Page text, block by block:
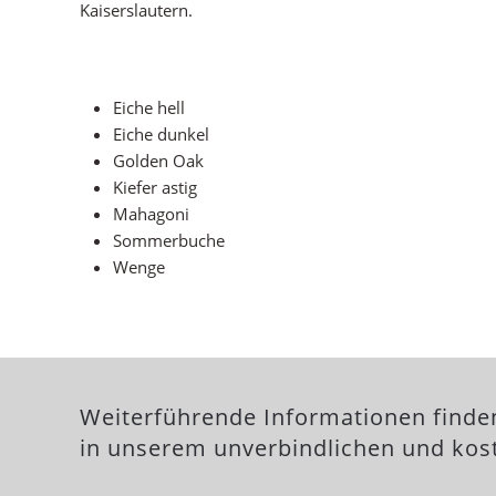
Kaiserslautern.
Eiche hell
Eiche dunkel
Golden Oak
Kiefer astig
Mahagoni
Sommerbuche
Wenge
Weiterführende Informationen
in unserem unverbindlichen und